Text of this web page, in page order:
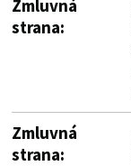
Zmluvná
strana:
Zmluvná
strana: